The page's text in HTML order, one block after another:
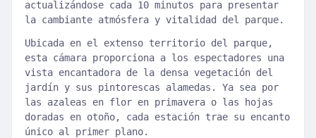
actualizándose cada 10 minutos para presentar
la cambiante atmósfera y vitalidad del parque.
Ubicada en el extenso territorio del parque,
esta cámara proporciona a los espectadores una
vista encantadora de la densa vegetación del
jardín y sus pintorescas alamedas. Ya sea por
las azaleas en flor en primavera o las hojas
doradas en otoño, cada estación trae su encanto
único al primer plano.